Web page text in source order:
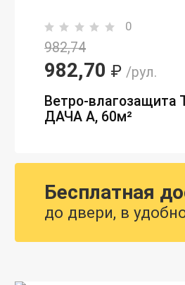
0
982,74
982,70 ₽ /рул.
Ветро-влагозащита
ДАЧА А, 60м²
Бесплатная
до двери, в